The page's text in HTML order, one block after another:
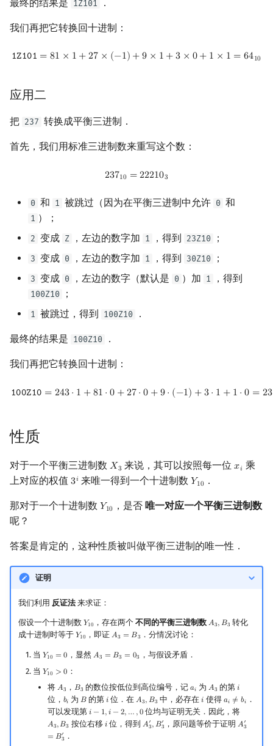
最终的结果是 1Z101 ．
我们再把它转换回十进制：
𝟷𝚉𝟷𝟶𝟷 = 81 × 1 +27 × (−1) +9 × 1 +3 × 0+ 1 × 1 = 6410
1Z101 =81× 1+ 27×(−1 )+ 9× 1+ 3 ×0 +1 ×1 =64 10
应用二
把 237 转换成平衡三进制．
首先，我们用标准三进制数来重写这个数：
23710 = 222103
23710=222103
0 和 1 被跳过（因为在平衡三进制中允许 0 和
1 ）；
2 变成 Z ，左边的数字加 1 ，得到 23Z10 ；
3 变成 0 ，左边的数字加 1 ，得到 30Z10 ；
3 变成 0 ，左边的数字（默认是 0 ）加 1 ，得到
100Z10 ；
1 被跳过，得到 100Z10 ．
最终的结果是 100Z10 ．
我们再把它转换回十进制：
𝟷𝟶𝟶𝚉𝟷𝟶 = 243⋅ 1 +81 ⋅ 0 +27 ⋅ 0 +9⋅ (−1) +3⋅ 1 + 1 ⋅ 0 = 23
100Z10 =243 ⋅1+ 81⋅ 0 27⋅ +9 ⋅ −1 +3 1+1 0 =237 10
性质
对于一个平衡三进制数 𝑋3
X3 来说，其可以按照每一位𝑥𝑖
xi 乘
上对应的权值 3𝑖
3i 来唯一得到一个十进制数𝑌10
Y10 ．
那对于一个十进制数 𝑌10
Y10 ，是否 唯一对应一个平衡三进制数
呢？
答案是肯定的，这种性质被叫做平衡三进制的唯一性．
证明
我们利用 反证法来求证：
假设一个十进制数 𝑌10
Y10 ，存在两个不同的平衡三进制数 𝐴3,𝐵3
A3,B3 转化
成十进制时等于 𝑌10
Y10 ，即证𝐴3 = 𝐵3
A3= B3 ．分情况讨论：
当 𝑌10 = 0
Y10 =0 ，显然 𝐴3 = 𝐵3 = 03
A3= B3=03
，与假设矛盾．
当 𝑌10 > 0
Y10 >0
：
将 𝐴3
A3 ， 𝐵3
B3 的数位按低位到高位编号，记 𝑎𝑖
ai 为 𝐴3
A3 的第 𝑖i
位， 𝑏𝑖
bi 为𝐵
B的第 𝑖i 位．在𝐴3,𝐵3
A3,B3 中，必存在𝑖i 使得 𝑎𝑖 ≠ 𝑏𝑖
ai ≠b i
．
可以发现第 𝑖 − 1,𝑖 − 2, … ,0
i−1, i−2,…,0 位均与证明无关．因此，将
𝐴3,𝐵3
A3,B3 按位右移 𝑖i 位，得到 𝐴′
3,𝐵′
3
A3′, B3′ ，原问题等价于证明𝐴′
3
= 𝐵′
3
A3′
．